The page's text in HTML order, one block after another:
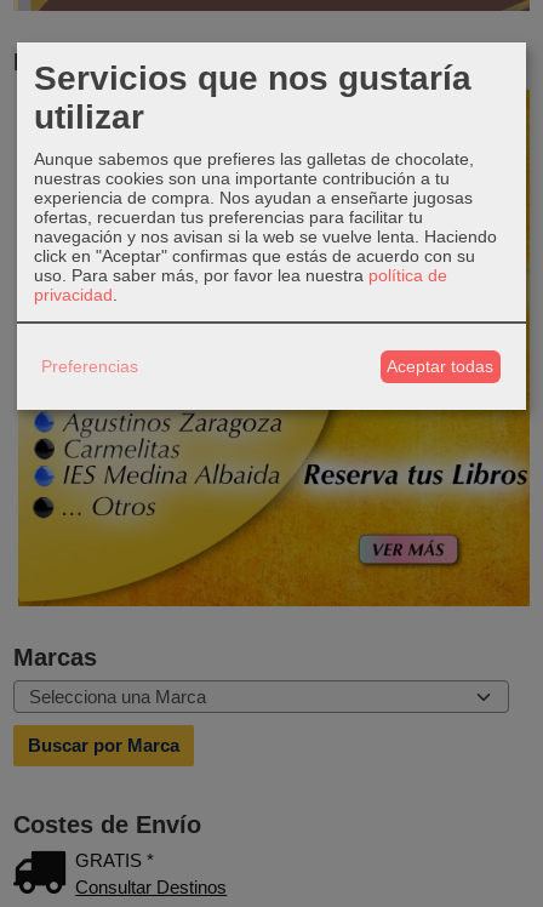
RESERVA TUS LIBROS DE TEXTO
Marcas
Costes de Envío
GRATIS *
Consultar Destinos
Servicios que nos gustaría
utilizar
Aunque sabemos que prefieres las galletas de chocolate,
nuestras cookies son una importante contribución a tu
experiencia de compra. Nos ayudan a enseñarte jugosas
ofertas, recuerdan tus preferencias para facilitar tu
navegación y nos avisan si la web se vuelve lenta. Haciendo
click en "Aceptar" confirmas que estás de acuerdo con su
uso. Para saber más, por favor lea nuestra política de
privacidad
Preferencias Aceptar todas